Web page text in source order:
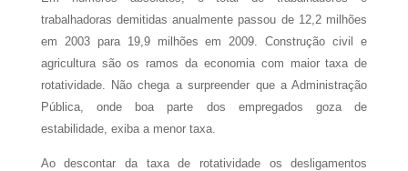
trabalhadoras demitidas anualmente passou de 12,2 milhões
em 2003 para 19,9 milhões em 2009. Construção civil e
agricultura são os ramos da economia com maior taxa de
rotatividade. Não chega a surpreender que a Administração
Pública, onde boa parte dos empregados goza de
estabilidade, exiba a menor taxa.
Ao descontar da taxa de rotatividade os desligamentos